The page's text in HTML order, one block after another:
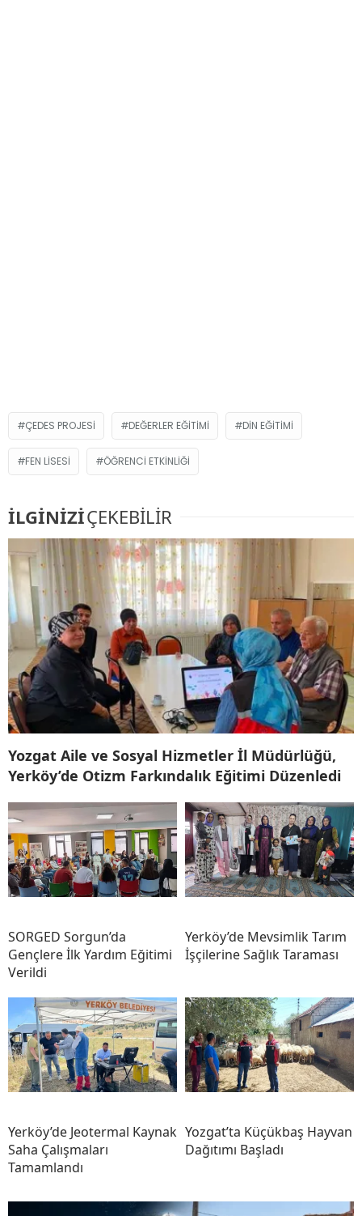
ÇEDES PROJESI DEĞERLER EĞITIMI DIN EĞITIMI
FEN LISESI ÖĞRENCI ETKINLIĞI
İLGİNİZİÇEKEBİLİR
Yozgat Aile ve Sosyal Hizmetler İl Müdürlüğü,
Yerköy’de Otizm Farkındalık Eğitimi Düzenledi
SORGED Sorgun’da
Gençlere İlk Yardım Eğitimi
Verildi
Yerköy’de Mevsimlik Tarım
İşçilerine Sağlık Taraması
Yerköy’de Jeotermal Kaynak
Saha Çalışmaları
Tamamlandı
Yozgat’ta Küçükbaş Hayvan
Dağıtımı Başladı